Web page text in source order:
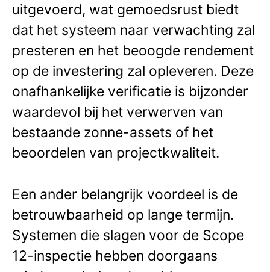
uitgevoerd, wat gemoedsrust biedt
dat het systeem naar verwachting zal
presteren en het beoogde rendement
op de investering zal opleveren. Deze
onafhankelijke verificatie is bijzonder
waardevol bij het verwerven van
bestaande zonne-assets of het
beoordelen van projectkwaliteit.
Een ander belangrijk voordeel is de
betrouwbaarheid op lange termijn.
Systemen die slagen voor de Scope
12-inspectie hebben doorgaans